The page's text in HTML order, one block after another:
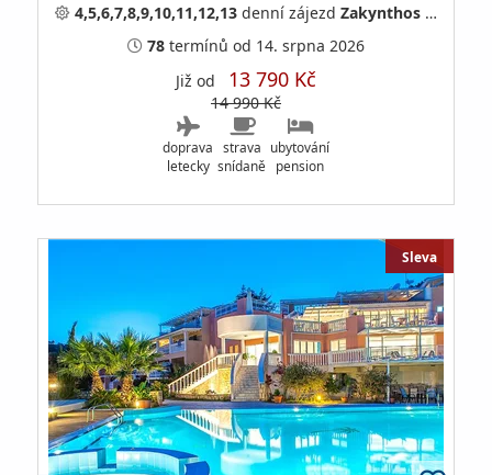
4,5,6,7,8,9,10,11,12,13 denní zájezd Zakynthos
Řecko
78 termínů od 14. srpna 2026
Již od 13 790 Kč
14 990 Kč
doprava
letecky
strava
snídaně
ubytování
pension
Sleva